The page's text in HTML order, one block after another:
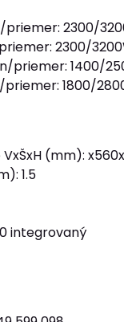
2300/
2300/
priemer: 1400/
1800/
(mm):
1.5
integrovaný